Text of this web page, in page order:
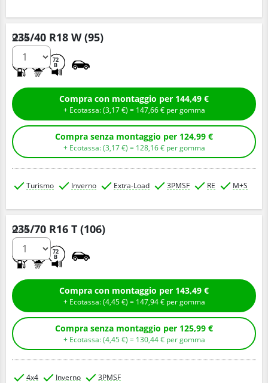
235/40 R18 W (95)
72
B
Q.tà
Compra con montaggio per 144,49 €
+ Ecotassa: (3,17€ ) = 147,66€ per gomma
Compra senza montaggio per 124,99 €
+ Ecotassa: (3,17€ ) = 128,16€ per gomma
Turismo Inverno Extra-Load 3PMSF RE M+S
235/70 R16 T (106)
72
B
Q.tà
Compra con montaggio per 143,49 €
+ Ecotassa: (4,45€ ) = 147,94€ per gomma
Compra senza montaggio per 125,99 €
+ Ecotassa: (4,45€ ) = 130,44€ per gomma
4x4 Inverno 3PMSF